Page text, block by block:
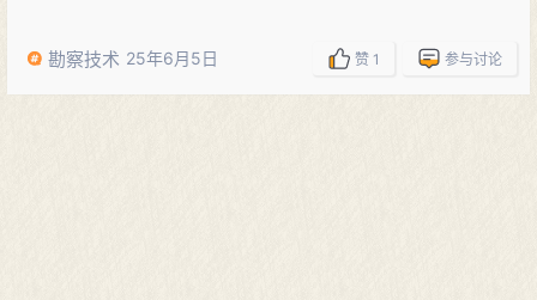
勘察技术 25年6月5日 赞 1 参与讨论